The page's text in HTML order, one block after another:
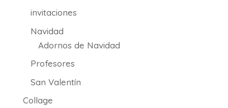
invitaciones
Navidad
Adornos de Navidad
Profesores
San Valentín
Collage